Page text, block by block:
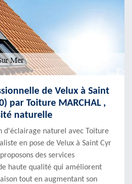
de Velux à Saint
par Toiture MARCHAL ,
naturelle
d'éclairage naturel avec Toiture
en pose de Velux à Saint Cyr
des services
haute qualité qui améliorent
tout en augmentant son